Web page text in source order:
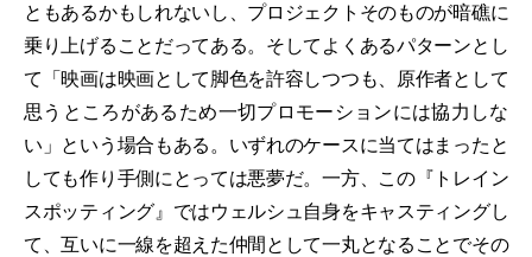
ともあるかもしれないし、プロジェクトそのものが暗礁に
乗り上げることだってある。そしてよくあるパターンとし
て「映画は映画として脚色を許容しつつも、原作者として
思うところがあるため一切プロモーションには協力しな
い」という場合もある。いずれのケースに当てはまったと
しても作り手側にとっては悪夢だ。一方、この『トレイン
スポッティング』ではウェルシュ自身をキャスティングし
て、互いに一線を超えた仲間として一丸となることでその